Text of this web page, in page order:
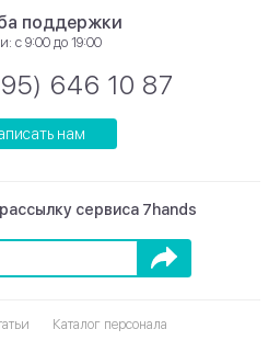
сервиса 7hands
Подписаться
поддержки
с 9:00 до 19:00
646 10 87
нам
Каталог персонала